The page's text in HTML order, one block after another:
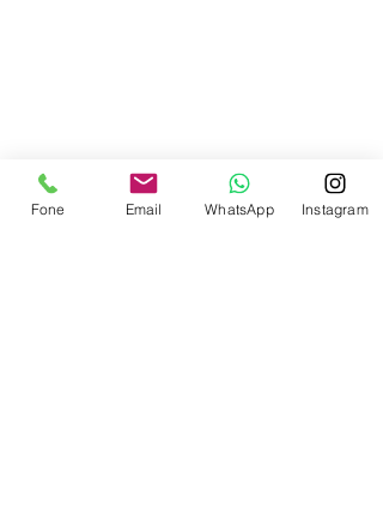
Fone Email WhatsApp Instagram